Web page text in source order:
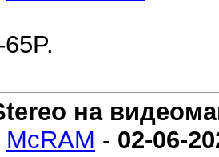
на
McRAM - 02-06-